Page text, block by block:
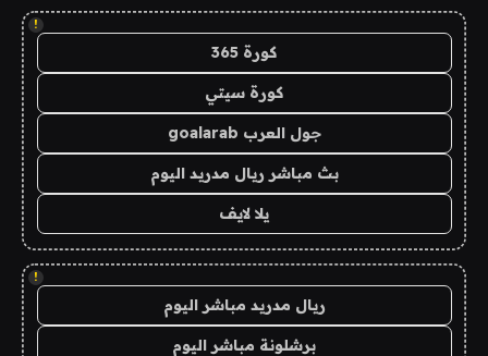
!
كورة 365
كورة سيتي
جول العرب goalarab
بث مباشر ريال مدريد اليوم
يلا لايف
!
ريال مدريد مباشر اليوم
برشلونة مباشر اليوم